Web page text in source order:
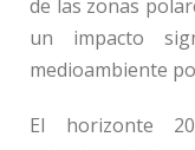
de las zonas
un impacto
medioambiente
El horizonte